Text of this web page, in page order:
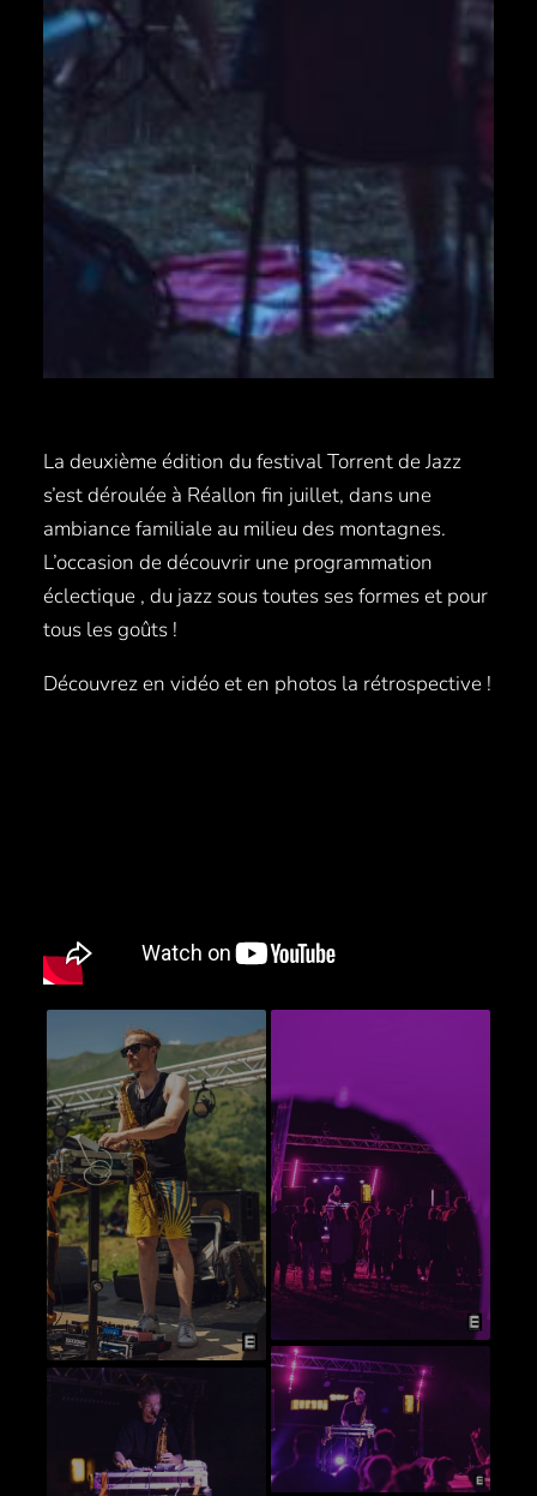
La deuxième édition du festival Torrent de Jazz
s’est déroulée à Réallon fin juillet, dans une
ambiance familiale au milieu des montagnes.
L’occasion de découvrir une programmation
éclectique , du jazz sous toutes ses formes et pour
tous les goûts !
Découvrez en vidéo et en photos la rétrospective !